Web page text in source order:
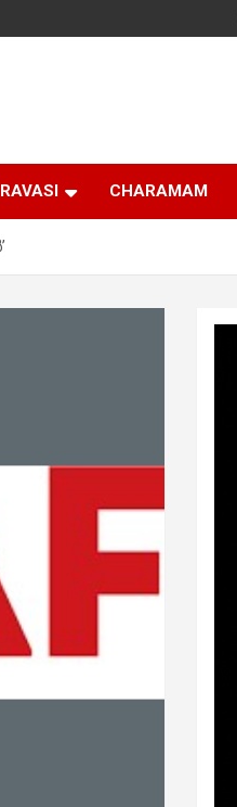
CHARAMAM